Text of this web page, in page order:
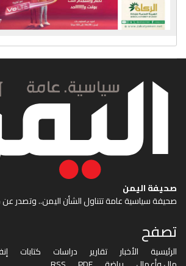
صحيفة اليمن
صحيفة سياسية عامة تتناول الشأن اليمن.. وتصدر عن
تصفح
الرئيسية الأخبار تقارير دراسات كتابات